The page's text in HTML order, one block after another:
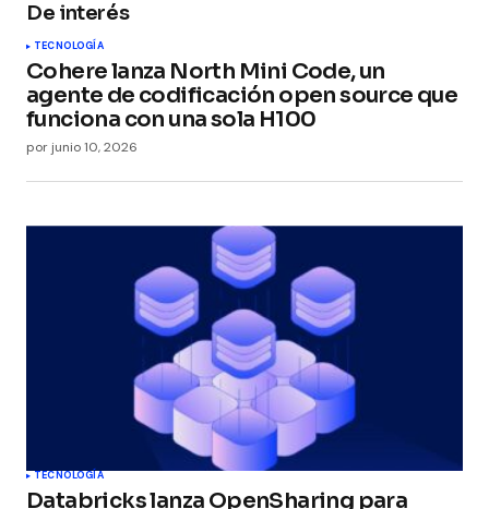
Your Name
Your E-mail*
Guarda mi nombre, correo electrónico y web en
Submit Comment
De interés
TECNOLOGÍA
Cohere lanza North Mini Code, un
agente de codificación open source que
funciona con una sola H100
por junio 10, 2026
TECNOLOGÍA
Databricks lanza OpenSharing para